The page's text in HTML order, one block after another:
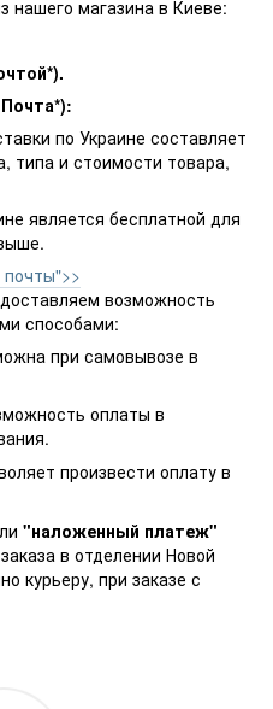
нашего магазина в Киеве:
по Украине составляет
типа и стоимости товара,
является бесплатной для
возможность
способами:
при самовывозе в
оплаты в
произвести оплату в
"наложенный платеж"
в отделении Новой
курьеру, при заказе с